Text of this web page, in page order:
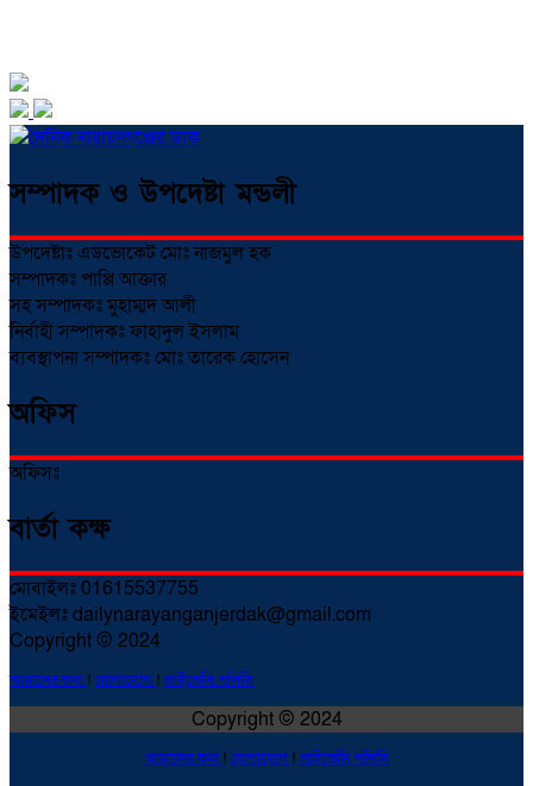
সম্পাদক ও উপদেষ্টা মন্ডলী
উপদেষ্টাঃ এডভোকেট মোঃ নাজমুল হক
সম্পাদকঃ পাপ্পি আক্তার
সহ সম্পাদকঃ মুহাম্মদ আলী
নির্বাহী সম্পাদকঃ ফাহাদুল ইসলাম
ব্যবস্থাপনা সম্পাদকঃ মোঃ তারেক হোসেন
অফিস
অফিসঃ
বার্তা কক্ষ
মোবাইলঃ 01615537755
ইমেইলঃ dailynarayanganjerdak@gmail.com
Copyright © 2024
আমাদের কথা! যোগাযোগ ! প্রাইভেসি পলিসি
Copyright © 2024
আমাদের কথা! যোগাযোগ ! প্রাইভেসি পলিসি